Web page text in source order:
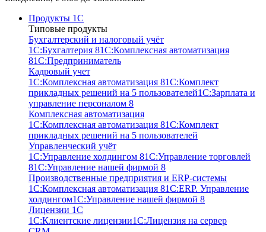
Продукты 1С
Типовые продукты
Бухгалтерский и налоговый учёт
1С:Бухгалтерия 81С:Комплексная автоматизация
81С:Предприниматель
Кадровый учет
1С:Комплексная автоматизация 81С:Комплект
прикладных решений на 5 пользователей1С:Зарплата и
управление персоналом 8
Комплексная автоматизация
1С:Комплексная автоматизация 81С:Комплект
прикладных решений на 5 пользователей
Управленческий учёт
1С:Управление холдингом 81С:Управление торговлей
81С:Управление нашей фирмой 8
Производственные предприятия и ERP-системы
1С:Комплексная автоматизация 81С:ERP. Управление
холдингом1С:Управление нашей фирмой 8
Лицензии 1С
1С:Клиентские лицензии1С:Лицензия на сервер